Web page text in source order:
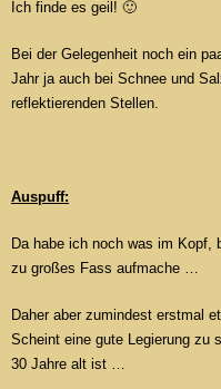
Ich finde es geil! 🙂
Bei der Gelegenheit noch ein
Jahr ja auch bei Schnee und
reflektierenden Stellen.
Auspuff:
Da habe ich noch was im Kopf,
zu großes Fass aufmache …
Daher aber zumindest erstmal
Scheint eine gute Legierung zu
30 Jahre alt ist …